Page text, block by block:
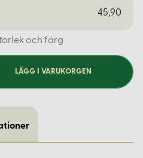
45,90
och färg
LÄGG I VARUKORGEN